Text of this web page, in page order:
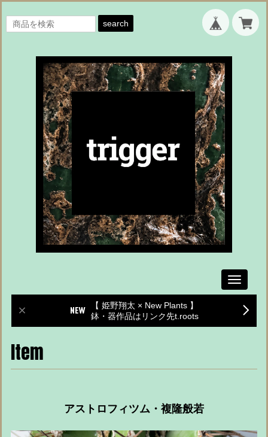
search
Toggle
【 姫野翔太 × New Plants 】
鉢・器作品はリンク先t.roots
Item
アストロフィツム・複隆般若